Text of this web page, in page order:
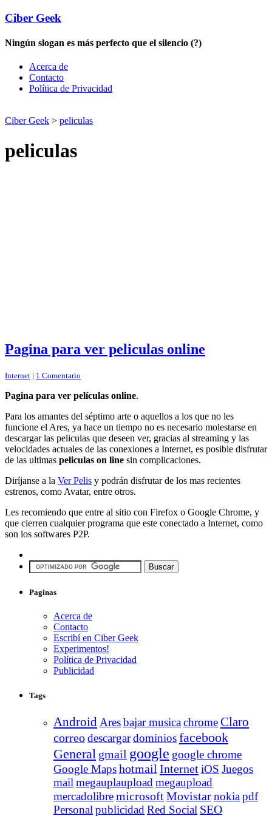
Ciber Geek
Ningún slogan es más perfecto que el silencio (?)
Acerca de
Contacto
Política de Privacidad
Ciber Geek > peliculas
peliculas
Pagina para ver peliculas online
Internet | 1 Comentario
Pagina para ver películas online.
Para los amantes del séptimo arte o aquellos a los que no les
funcione el Ares, ya hace un tiempo no es necesario molestarse en
descargar las peliculas que deseen ver, gracias al streaming y las
velocidades actuales de las conexiones a Internet, es posible disfrutar
de las ultimas peliculas on line sin complicaciones.
Diríjanse a la Ver Pelis y podrán disfrutar de los mas recientes
estrenos, como Avatar, entre otros.
Les recomiendo que entre al sitio con Firefox o Google Chrome, y
que cierren cualquier programa que este conectado a Internet, como
son los softwares P2P.
Paginas
Acerca de
Contacto
Escribí en Ciber Geek
Experimentos!
Política de Privacidad
Publicidad
Tags
Android Aresbajar musicachromeClaro
correodescargardominiosfacebook
General gmail google google chrome
Google Mapshotmail InternetiOS Juegos
mail megauplaupload megaupload
mercadolibremicrosoftMovistarnokiapdf
Personal publicidad Red Social SEO